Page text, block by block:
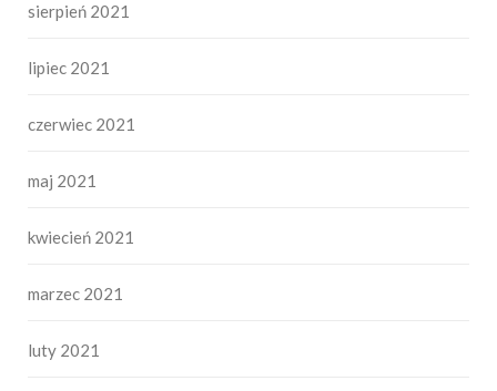
sierpień 2021
lipiec 2021
czerwiec 2021
maj 2021
kwiecień 2021
marzec 2021
luty 2021